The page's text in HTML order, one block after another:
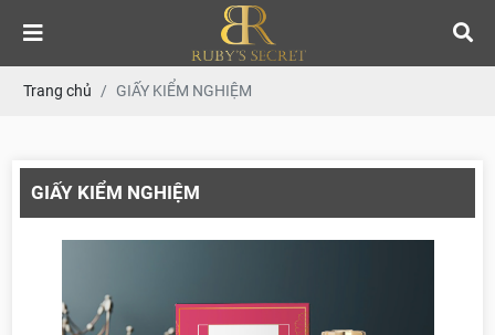
Trang chủ GIẤY KIỂM NGHIỆM
GIẤY KIỂM NGHIỆM